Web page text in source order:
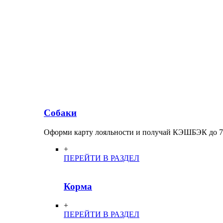
Собаки
Оформи карту лояльности и получай КЭШБЭК до
+
ПЕРЕЙТИ В РАЗДЕЛ
Корма
+
ПЕРЕЙТИ В РАЗДЕЛ